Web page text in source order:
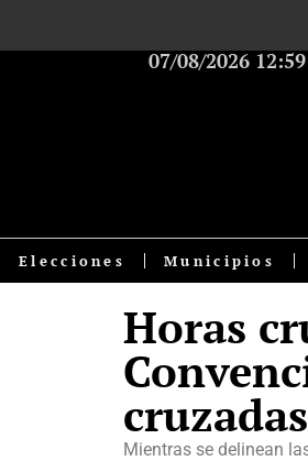
07/08/2026
Elecciones Municipios
Horas
Mientras se delinean